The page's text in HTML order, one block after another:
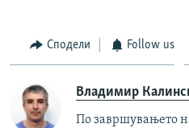
Сподели Follow us
Владимир
По завршувањето